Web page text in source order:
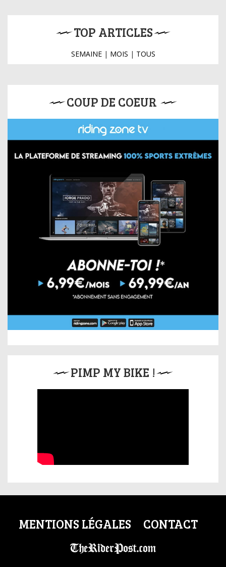
TOP ARTICLES
SEMAINE| MOIS | TOUS
COUP DE COEUR
PIMP MY BIKE !
MENTIONS LÉGALES CONTACT